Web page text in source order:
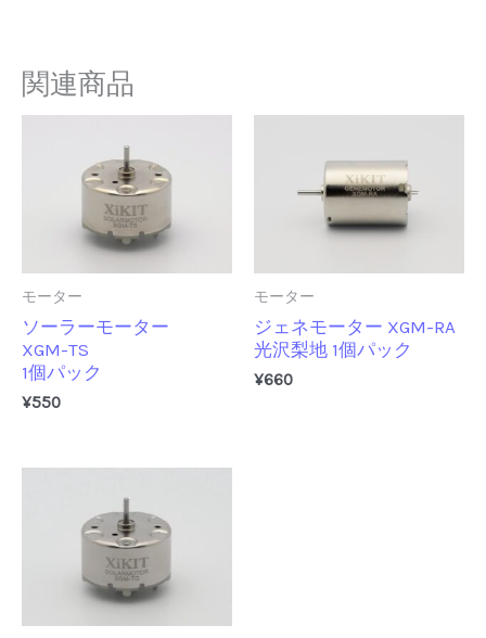
関連商品
モーター
ソーラーモーター
XGM-TS
1個パック
¥550
モーター
ジェネモーター XGM-RA
光沢梨地 1個パック
¥660